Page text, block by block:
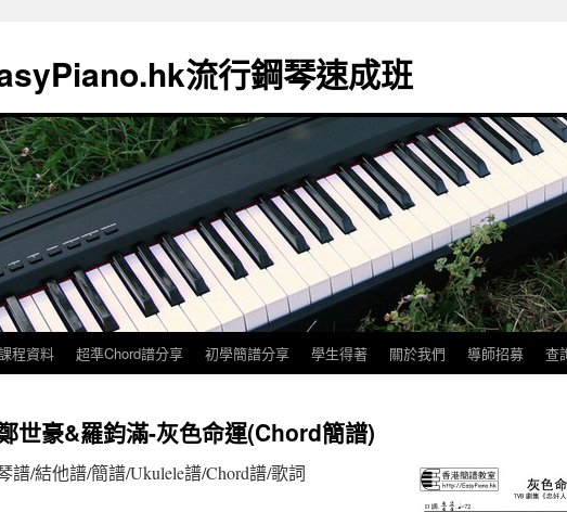
流行鋼琴速成班
程資料 超準Chord譜分享 初學簡譜分享 學生得著 關於我們 導師招募 查
世豪&羅鈞滿-灰色命運(Chord簡譜)
譜/結他譜/簡譜/Ukulele譜/Chord譜/歌詞